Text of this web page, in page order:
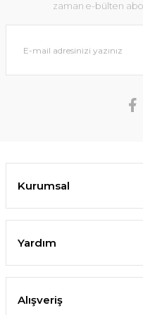
zaman e-bülten
Kurumsal
Yardım
Alışveriş